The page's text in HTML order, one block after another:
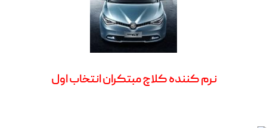
نرم کننده کلاچ مبتکران انتخاب اول